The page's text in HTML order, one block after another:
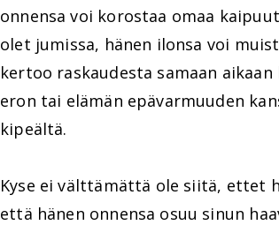
onnensa voi korostaa omaa
olet jumissa, hänen ilonsa voi
kertoo raskaudesta samaan
eron tai elämän epävarmuuden
kipeältä.
Kyse ei välttämättä ole siitä, ettet
että hänen onnensa osuu sinun